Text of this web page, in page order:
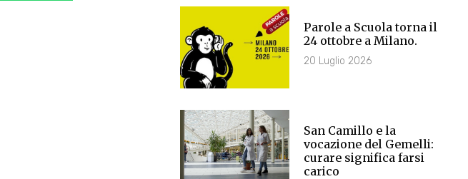
Parole a Scuola torna il
24 ottobre a Milano.
20 Luglio 2026
San Camillo e la
vocazione del Gemelli:
curare significa farsi
carico